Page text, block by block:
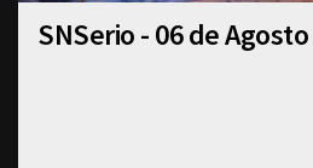
SNSerio - 06 de